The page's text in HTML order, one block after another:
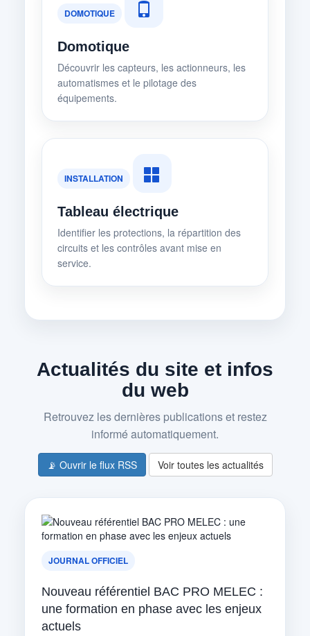
DOMOTIQUE
Domotique
Découvrir les capteurs, les actionneurs, les
automatismes et le pilotage des
équipements.
INSTALLATION
Tableau électrique
Identifier les protections, la répartition des
circuits et les contrôles avant mise en
service.
Actualités du site et infos
du web
Retrouvez les dernières publications et restez
informé automatiquement.
📡 Ouvrir le flux RSS Voir toutes les actualités
JOURNAL OFFICIEL
Nouveau référentiel BAC PRO MELEC :
une formation en phase avec les enjeux
actuels